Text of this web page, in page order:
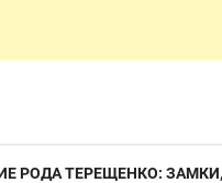
РОДА ТЕРЕЩЕНКО: